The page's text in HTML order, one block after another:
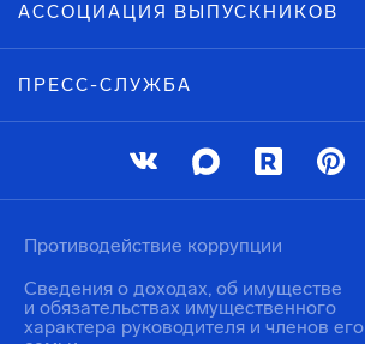
АССОЦИАЦИЯ ВЫПУСКНИКОВ
ПРЕСС-СЛУЖБА
Противодействие коррупции
Сведения о доходах, об имуществе
и обязательствах имущественного
характера руководителя и членов его